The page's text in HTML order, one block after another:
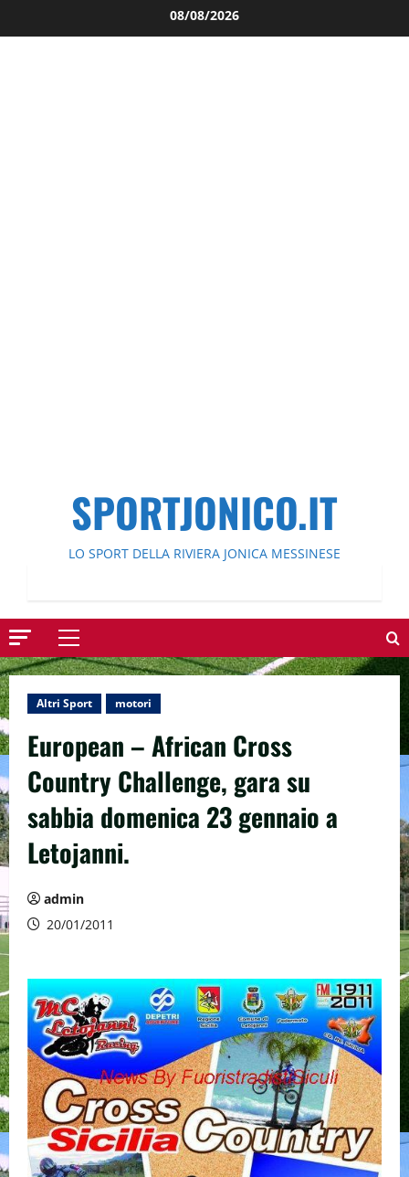
al
08/08/2026
SPORTJONICO.IT
LO SPORT DELLA RIVIERA JONICA MESSINESE
Menu
principale
Altri Sport motori
European – African Cross
Country Challenge, gara su
sabbia domenica 23 gennaio a
Letojanni.
admin
20/01/2011